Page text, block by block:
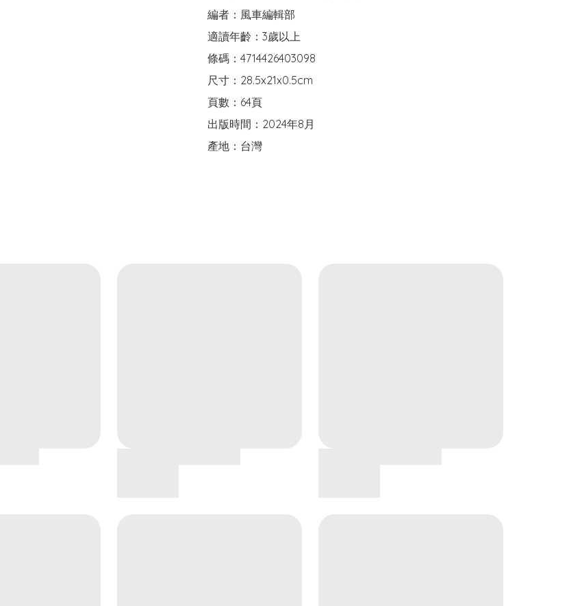
編者：風車編輯部
適讀年齡：3歲以上
條碼：4714426403098
尺寸：28.5x21x0.5cm
頁數：64頁
出版時間：2024年8月
產地：台灣